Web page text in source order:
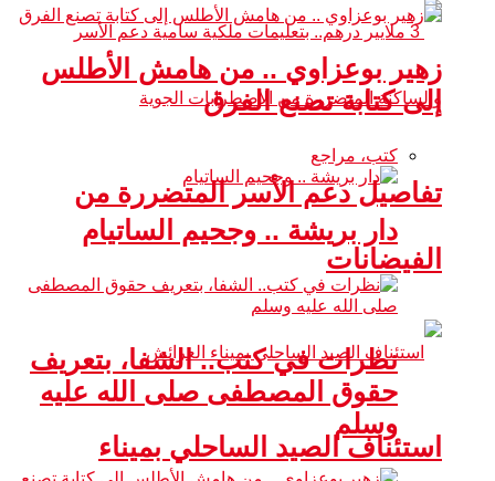
تفاصيل دعم الأسر المتضررة من
الفيضانات
استئناف الصيد الساحلي بميناء
زهير بوعزاوي .. من هامش الأطلس
إلى كتابة تصنع الفرق
كتب، مراجع
دار بريشة .. وجحيم الساتيام
نظرات في كتب.. الشفا، بتعريف
حقوق المصطفى صلى الله عليه
وسلم